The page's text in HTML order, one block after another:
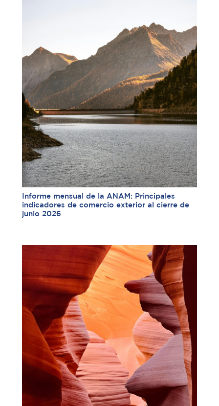
Informe mensual de la ANAM: Principales
indicadores de comercio exterior al cierre de
junio 2026